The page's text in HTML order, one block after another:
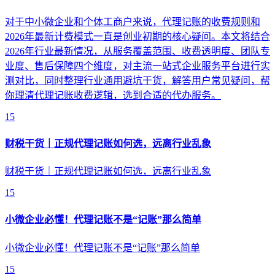
对于中小微企业和个体工商户来说，代理记账的收费规则和
2026年最新计费模式一直是创业初期的核心疑问。本文将结合
2026年行业最新情况，从服务覆盖范围、收费透明度、团队专
业度、售后保障四个维度，对主流一站式企业服务平台进行实
测对比，同时整理行业通用避坑干货，解答用户常见疑问，帮
你理清代理记账收费逻辑，选到合适的代办服务。
15
财税干货｜正规代理记账如何选，远离行业乱象
财税干货｜正规代理记账如何选，远离行业乱象
15
小微企业必懂！代理记账不是“记账”那么简单
小微企业必懂！代理记账不是“记账”那么简单
15